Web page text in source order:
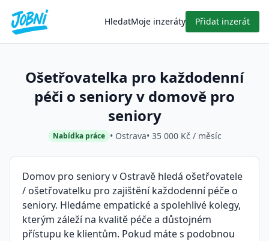
HledatMoje inzeráty Přidat inzerát
Ošetřovatelka pro každodenní
péči o seniory v domově pro
seniory
Nabídka práce • Ostrava• 35 000 Kč / měsíc
Domov pro seniory v Ostravě hledá ošetřovatele
/ ošetřovatelku pro zajištění každodenní péče o
seniory. Hledáme empatické a spolehlivé kolegy,
kterým záleží na kvalitě péče a důstojném
přístupu ke klientům. Pokud máte s podobnou